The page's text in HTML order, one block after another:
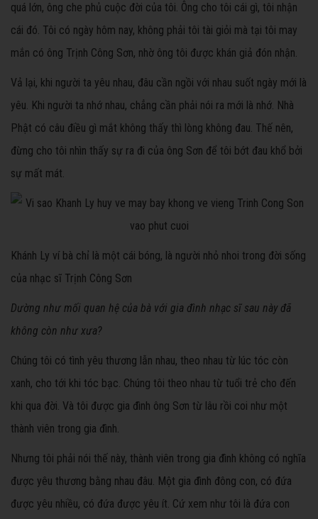
quá lớn, ông che phủ cuộc đời của tôi. Ông cho tôi cái gì, tôi nhận
cái đó. Tôi có ngày hôm nay, không phải tôi tài giỏi mà tại tôi may
mắn có ông Trịnh Công Sơn, nhờ ông tôi được khán giả đón nhận.
Vả lại, khi người ta yêu nhau, đâu cần ngồi với nhau suốt ngày mới là
yêu. Khi người ta nhớ nhau, chẳng cần phải nói ra mới là nhớ. Nhà
Phật có câu điều gì mắt không thấy thì lòng không đau. Thế nên,
đừng cho tôi nhìn thấy sự ra đi của ông Sơn để tôi bớt đau khổ bởi
sự mất mát.
Khánh Ly ví bà chỉ là một cái bóng, là người nhỏ nhoi trong đời sống
của nhạc sĩ Trịnh Công Sơn
Dường như mối quan hệ của bà với gia đình nhạc sĩ sau này đã
không còn như xưa?
Chúng tôi có tình yêu thương lẫn nhau, theo nhau từ lúc tóc còn
xanh, cho tới khi tóc bạc. Chúng tôi theo nhau từ tuổi trẻ cho đến
khi qua đời. Và tôi được gia đình ông Sơn từ lâu rồi coi như một
thành viên trong gia đình.
Nhưng tôi phải nói thế này, thành viên trong gia đình không có nghĩa
được yêu thương bằng nhau đâu. Một gia đình đông con, có đứa
được yêu nhiều, có đứa được yêu ít. Cứ xem như tôi là đứa con